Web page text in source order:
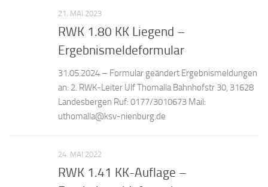
21. MAI 2023
RWK 1.80 KK Liegend –
Ergebnismeldeformular
31.05.2024 – Formular geändert Ergebnismeldungen
an: 2. RWK-Leiter Ulf Thomalla Bahnhofstr 30, 31628
Landesbergen Ruf: 0177/3010673 Mail:
uthomalla@ksv-nienburg.de
24. MAI 2022
RWK 1.41 KK-Auflage –